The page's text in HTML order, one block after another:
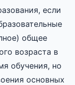
если
общее
возраста в
обучения, но
основных